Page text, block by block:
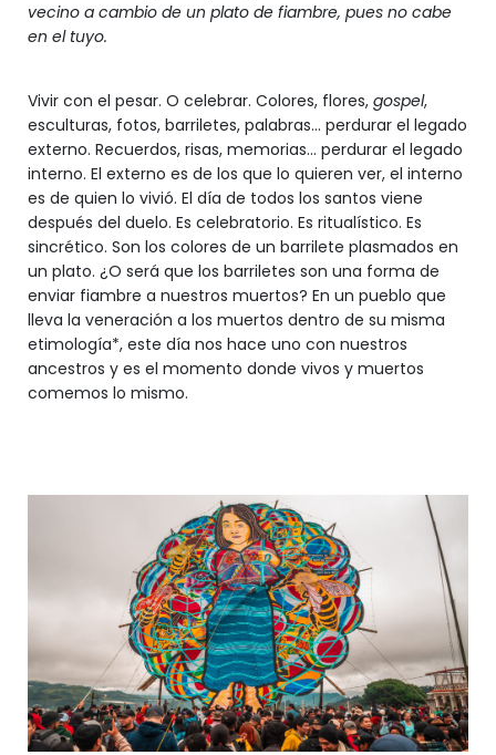
vecino a cambio de un plato de fiambre, pues no cabe
en el tuyo.
Vivir con el pesar. O celebrar. Colores, flores, gospel,
esculturas, fotos, barriletes, palabras... perdurar el legado
externo. Recuerdos, risas, memorias... perdurar el legado
interno. El externo es de los que lo quieren ver, el interno
es de quien lo vivió. El día de todos los santos viene
después del duelo. Es celebratorio. Es ritualístico. Es
sincrético. Son los colores de un barrilete plasmados en
un plato. ¿O será que los barriletes son una forma de
enviar fiambre a nuestros muertos? En un pueblo que
lleva la veneración a los muertos dentro de su misma
etimología*, este día nos hace uno con nuestros
ancestros y es el momento donde vivos y muertos
comemos lo mismo.